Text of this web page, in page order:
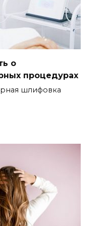
о
процедурах
шлифовка